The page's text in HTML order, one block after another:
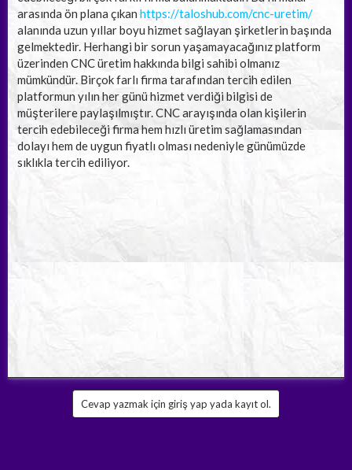
arasında ön plana çıkanhttps://taloshub.com/cnc-uretim/
alanında uzun yıllar boyu hizmet sağlayan şirketlerin başında
gelmektedir. Herhangi bir sorun yaşamayacağınız platform
üzerinden CNC üretim hakkında bilgi sahibi olmanız
mümkündür. Birçok farlı firma tarafından tercih edilen
platformun yılın her günü hizmet verdiği bilgisi de
müşterilere paylaşılmıştır. CNC arayışında olan kişilerin
tercih edebileceği firma hem hızlı üretim sağlamasından
dolayı hem de uygun fiyatlı olması nedeniyle günümüzde
sıklıkla tercih ediliyor.
Cevap yazmak için giriş yap yada kayıt ol.